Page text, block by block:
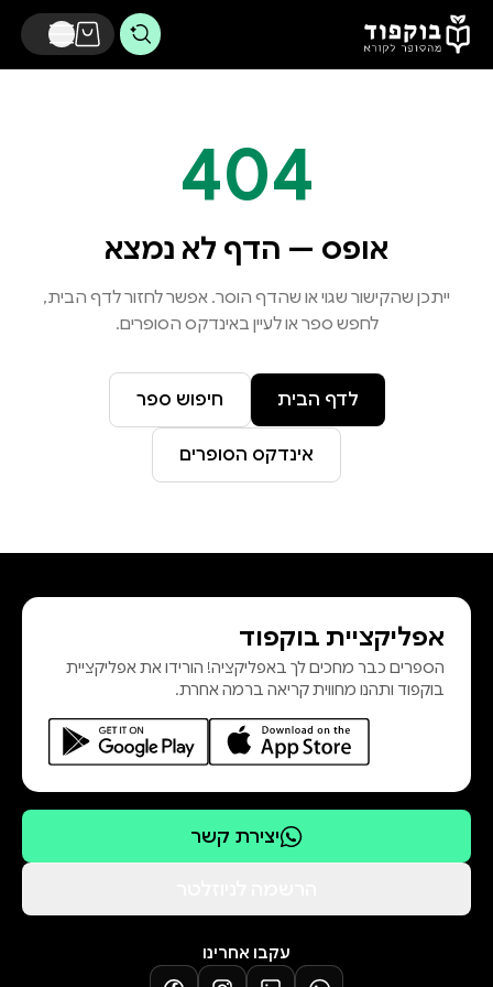
דלג לתוכן הראשי
404
אופס — הדף לא נמצא
ייתכן שהקישור שגוי או שהדף הוסר. אפשר לחזור לדף הבית,
לחפש ספר או לעיין באינדקס הסופרים.
לדף הבית חיפוש ספר
אינדקס הסופרים
אפליקציית בוקפוד
הספרים כבר מחכים לך באפליקציה! הורידו את אפליקציית
בוקפוד ותהנו מחווית קריאה ברמה אחרת.
יצירת קשר
עקבו אחרינו